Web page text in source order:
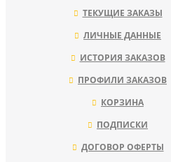
ТЕКУЩИЕ ЗАКАЗЫ
ЛИЧНЫЕ ДАННЫЕ
ИСТОРИЯ ЗАКАЗОВ
ПРОФИЛИ ЗАКАЗОВ
КОРЗИНА
ПОДПИСКИ
ДОГОВОР ОФЕРТЫ